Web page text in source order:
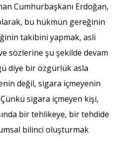
Cumhurbaşkanı Erdoğan,
bu hükmün gereğinin
takibini yapmak, asli
sözlerine şu şekilde devam
diye bir özgürlük asla
değil, sigara içmeyenin
sigara içmeyen kişi,
bir tehlikeye, bir tehdide
bilinci oluşturmak